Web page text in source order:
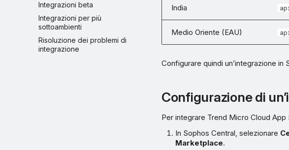
Integrazioni beta
Integrazioni per più
sottoambienti
Risoluzione dei problemi di
integrazione
India
Medio Oriente (EAU)
Configurare quindi un’integrazione in
Configurazione di
Per integrare Trend Micro Cloud
In Sophos Central, selezionare
Marketplace.